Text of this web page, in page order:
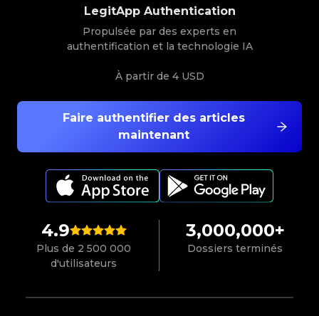
4.9
Plus de 2 500 000
d'utilisateurs
3,000,000+
Dossiers terminés
Faire authentifier des articles
maintenant
LegitApp Authentication
Propulsée par des experts en
authentification et la technologie IA
À partir de 4 USD